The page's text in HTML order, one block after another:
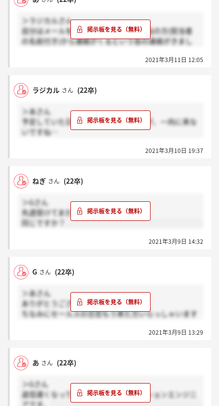
＞ラジカルさん
自分はメールを送ったら、日本人の担当の方(担当者
の名前付き)から連絡がくるという旨の連絡がきまし
と、3月末にオファーレターがくるみたいです。今週
2021年3月11日 12:05
ラジカル さん (22卒)
＞あさん
予定していた日からだいぶ過ぎてますが、一向に来な
いですね…
2021年3月10日 19:37
ねぎ さん (22卒)
＞Gさん
先週受けてまだ来ません、、、
同じですか？
2021年3月9日 14:32
G さん (22卒)
＞あさん
ありがとうございます。
ちなみにセールスの合否もう来た方いらっしゃいます
2021年3月9日 13:29
あ さん (22卒)
＞Gさん
返信遅くなってすみません。ソリューションエンジニ